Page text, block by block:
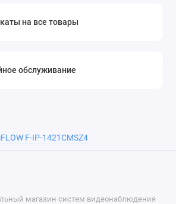
на все товары
обслуживание
F-IP-1421CMSZ4
магазин систем видеонаблюдения